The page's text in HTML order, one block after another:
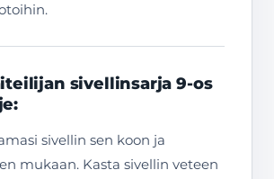
sivellinsarja 9-os
sivellin sen koon ja
mukaan. Kasta sivellin veteen